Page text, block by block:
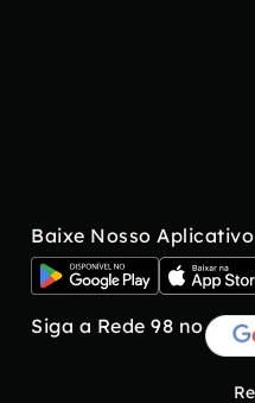
Baixe Nosso Aplicativo
Siga a Rede 98 no